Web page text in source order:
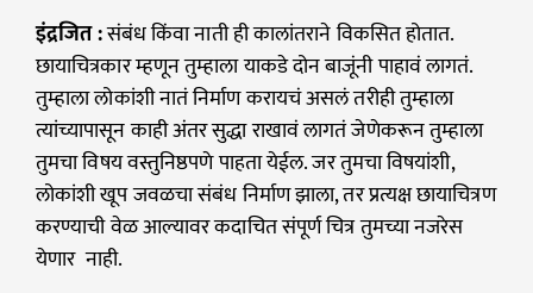
इंद्रजित :संबंध किंवा नाती ही कालांतराने विकसित होतात.
छायाचित्रकार म्हणून तुम्हाला याकडे दोन बाजूंनी पाहावं लागतं.
तुम्हाला लोकांशी नातं निर्माण करायचं असलं तरीही तुम्हाला
त्यांच्यापासून काही अंतर सुद्धा राखावं लागतं जेणेकरून तुम्हाला
तुमचा विषय वस्तुनिष्ठपणे पाहता येईल. जर तुमचा विषयांशी,
लोकांशी खूप जवळचा संबंध निर्माण झाला, तर प्रत्यक्ष छायाचित्रण
करण्याची वेळ आल्यावर कदाचित संपूर्ण चित्र तुमच्या नजरेस
येणार नाही.